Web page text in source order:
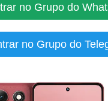
no Grupo do
no Grupo do